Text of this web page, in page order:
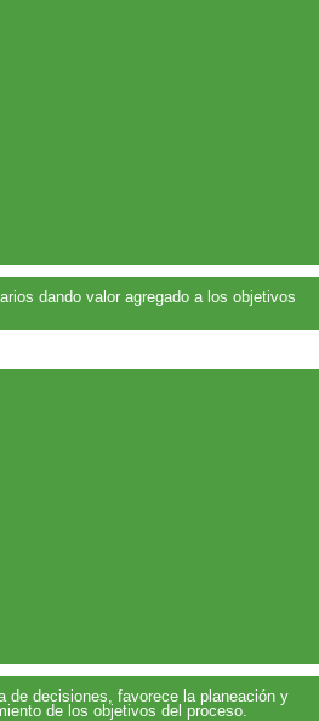
dando valor agregado a los objetivos
de decisiones, favorece la planeación y
de los objetivos del proceso.